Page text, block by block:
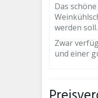
Das
werden soll.
Zwar
und einer